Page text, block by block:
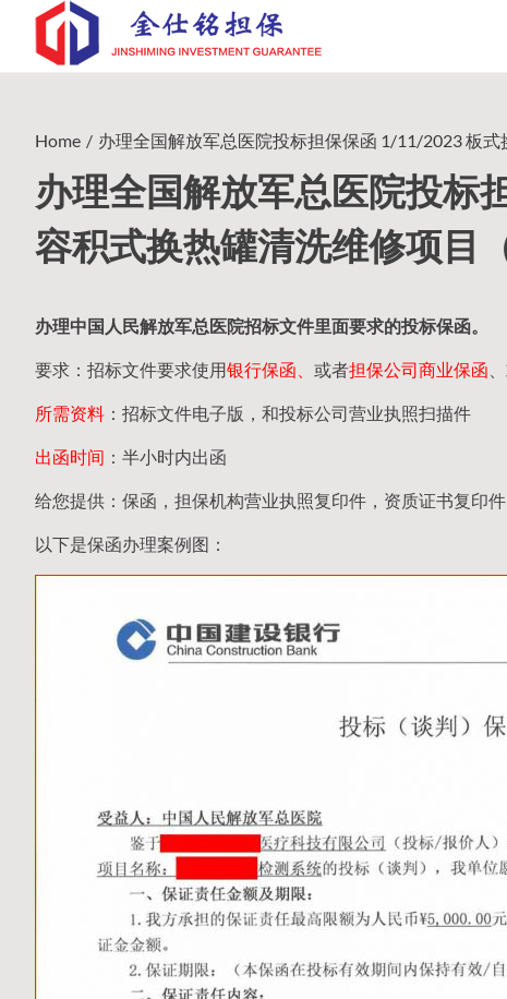
content
Home 办理全国解放军总医院投标担保保函 1/11/2023 板
办理全国解放军总医院投标
容积式换热罐清洗维修项
办理中国人民解放军总医院招标文件里面要求的投标保函。
要求：招标文件要求使用银行保函、 或者担保公司商业保函
所需资料 ：招标文件电子版，和投标公司营业执照扫描件
出函时间 ：半小时内出函
给您提供：保函，担保机构营业执照复印件，资质证书复印
以下是保函办理案例图：